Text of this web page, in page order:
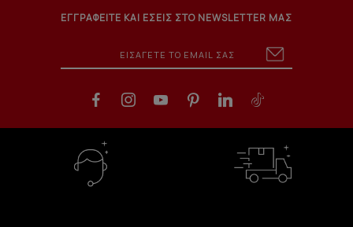
ΕΓΓΡΑΦΕΙΤΕ ΚΑΙ ΕΣΕΙΣ ΣΤΟ NEWSLETTER ΜΑΣ